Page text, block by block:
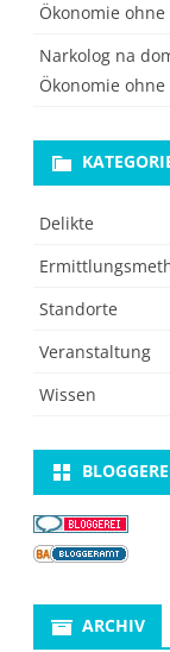
Ökonomie
Narkolog na
Ökonomie
Delikte
Standorte
Veranstaltung
Wissen
ARCHIV